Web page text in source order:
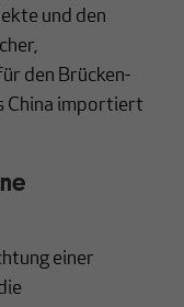
und den
den Brücken-
China importiert
einer